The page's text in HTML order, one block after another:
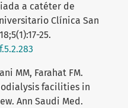
a catéter de
Clínica San
25.
MM, Farahat FM.
facilities in
Ann Saudi Med.